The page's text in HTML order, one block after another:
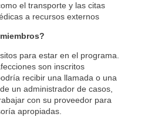
el transporte y las citas
a recursos externos
para estar en el programa.
son inscritos
recibir una llamada o una
un administrador de casos,
con su proveedor para
apropiadas.